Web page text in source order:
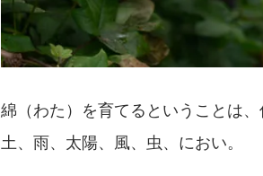
綿（わた）を育てるということは、
土、雨、太陽、風、虫、におい。